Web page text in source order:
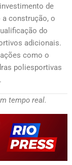
de
a construção, o
do
adicionais.
como o
poliesportivas
tempo real.